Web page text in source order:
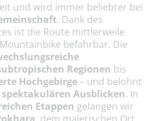
und wird immer beliebter bei
. Dank des
ist die Route mittlerweile
befahrbar. Die
Regionen bis
Hochgebirge – und belohnt
spektakulären Ausblicken. In
Etappen gelangen wir